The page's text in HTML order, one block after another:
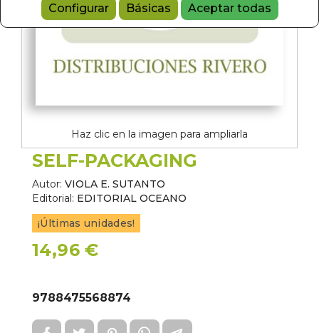
Configurar
Básicas Aceptar todas
Haz clic en la imagen para ampliarla
SELF-PACKAGING
Autor: VIOLA E. SUTANTO
Editorial: EDITORIAL OCEANO
¡Últimas unidades!
14,96 €
9788475568874